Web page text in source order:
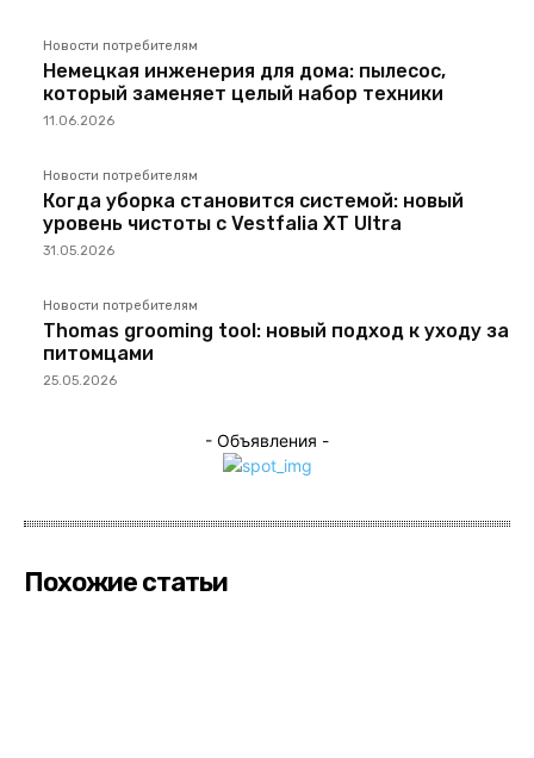
Новости потребителям
Немецкая инженерия для дома: пылесос,
который заменяет целый набор техники
11.06.2026
Новости потребителям
Когда уборка становится системой: новый
уровень чистоты с Vestfalia XT Ultra
31.05.2026
Новости потребителям
Thomas grooming tool: новый подход к уходу за
питомцами
25.05.2026
- Объявления -
Похожие статьи